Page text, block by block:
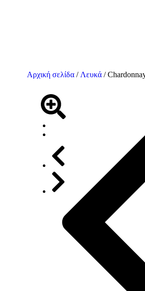
Αρχική σελίδα / Λευκά /